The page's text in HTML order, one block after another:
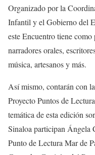
Organizado por la
Infantil y el Gobierno del
este Encuentro tiene
narradores orales,
música, artesanos y más.
Así mismo, contarán con
Proyecto Puntos de
temática de esta edición
Sinaloa participan Ángela
Punto de Lectura Mar de